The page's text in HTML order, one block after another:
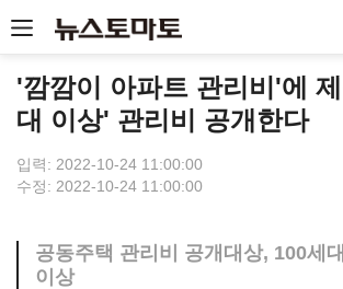
'깜깜이 아파트 관리비'에
대 이상' 관리비 공개한다
입력: 2022-10-24 11:00:00
수정: 2022-10-24 11:00:00
공동주택 관리비 공개대상, 100세
이상